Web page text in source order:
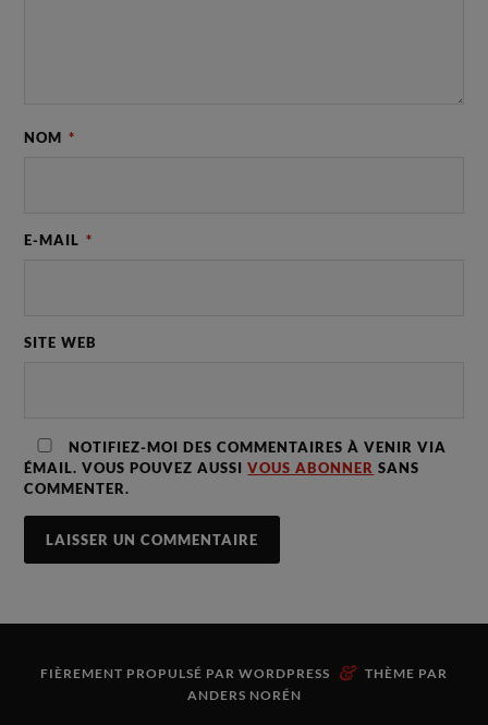
NOM *
E-MAIL *
SITE WEB
NOTIFIEZ-MOI DES COMMENTAIRES À VENIR VIA
ÉMAIL. VOUS POUVEZ AUSSIVOUS ABONNER SANS
COMMENTER.
FIÈREMENT PROPULSÉ PAR WORDPRESS & THÈME PAR
ANDERS NORÉN